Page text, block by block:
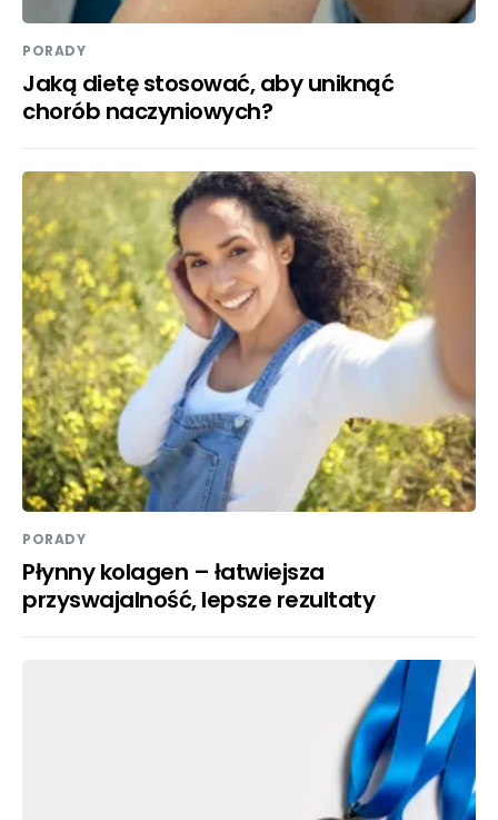
PORADY
Jaką dietę stosować, aby uniknąć
chorób naczyniowych?
PORADY
Płynny kolagen – łatwiejsza
przyswajalność, lepsze rezultaty